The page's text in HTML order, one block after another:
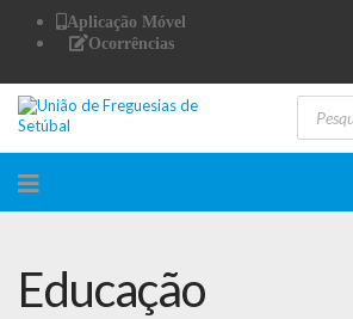
Aplicação Móvel
Ocorrências
Educação